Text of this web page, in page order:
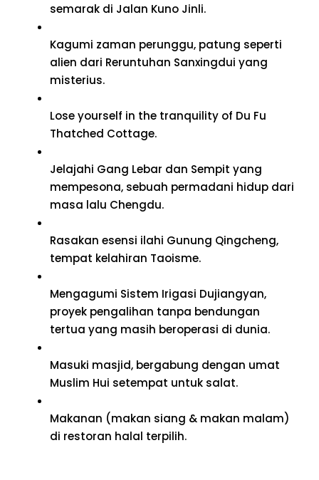
semarak di Jalan Kuno Jinli.
Kagumi zaman perunggu, patung seperti
alien dari Reruntuhan Sanxingdui yang
misterius.
Lose yourself in the tranquility of Du Fu
Thatched Cottage.
Jelajahi Gang Lebar dan Sempit yang
mempesona, sebuah permadani hidup dari
masa lalu Chengdu.
Rasakan esensi ilahi Gunung Qingcheng,
tempat kelahiran Taoisme.
Mengagumi Sistem Irigasi Dujiangyan,
proyek pengalihan tanpa bendungan
tertua yang masih beroperasi di dunia.
Masuki masjid, bergabung dengan umat
Muslim Hui setempat untuk salat.
Makanan (makan siang & makan malam)
di restoran halal terpilih.